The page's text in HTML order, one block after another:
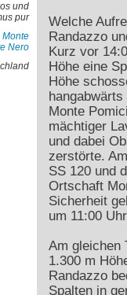
und
pur
Monte
Nero
Welche
Randazzo
Kurz vor
Höhe eine
Höhe
Monte
mächtiger
und dabei
zerstörte.
SS 120 und
Ortschaft
Sicherheit
um 11:00
Am gleichen
1.300 m
Randazzo
Spalten in